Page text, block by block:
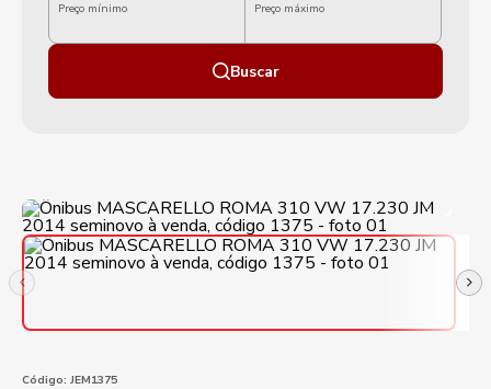
Preço mínimo Preço máximo
Buscar
Código: JEM1375